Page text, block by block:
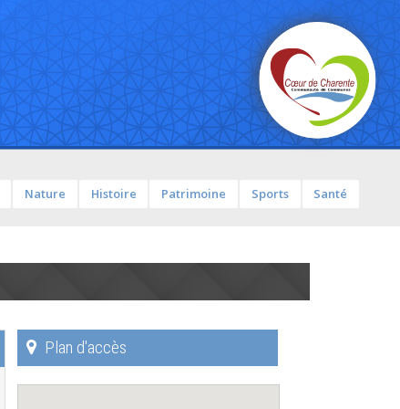
Nature Histoire Patrimoine Sports
Santé
Plan d'accès